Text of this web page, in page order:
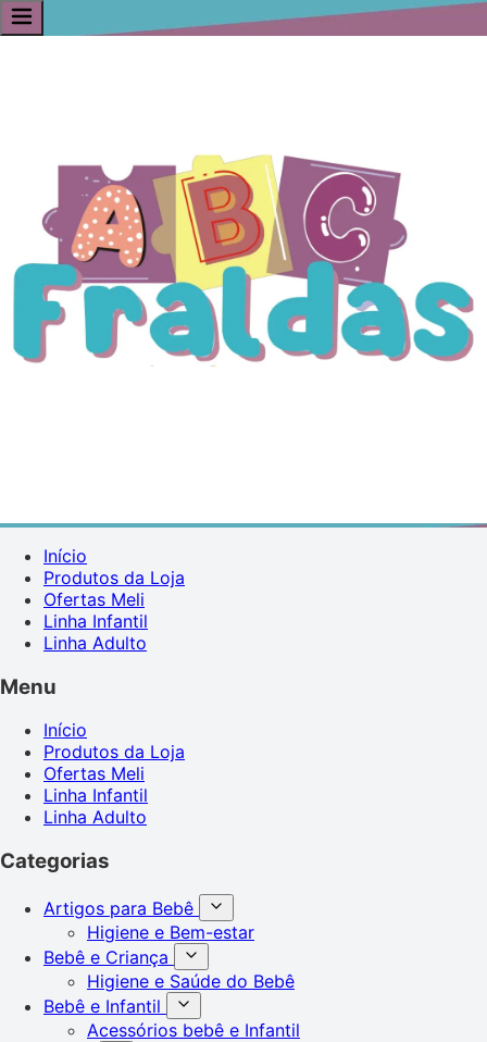
Início
Produtos da Loja
Ofertas Meli
Linha Infantil
Linha Adulto
Menu
Início
Produtos da Loja
Ofertas Meli
Linha Infantil
Linha Adulto
Categorias
Artigos para Bebê
Higiene e Bem-estar
Bebê e Criança
Higiene e Saúde do Bebê
Bebê e Infantil
Acessórios bebê e Infantil